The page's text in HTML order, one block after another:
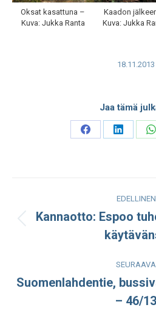
Oksat kasattuna –
Kuva: Jukka Ranta
Kaadon
Kuva: Jukka
18.11.2013
Jaa tämä
Share
Share
navigation
EDELLINEN
Kannaotto: Espoo
SEURAAVA
Suomenlahdentie,
– 46/13